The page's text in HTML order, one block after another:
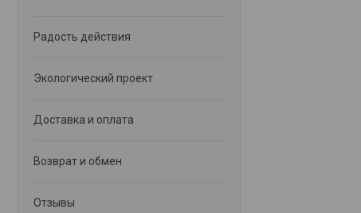
Радость действия
Экологический проект
Доставка и оплата
Возврат и обмен
Отзывы